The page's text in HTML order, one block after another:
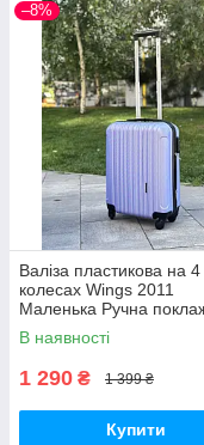
–8%
Валіза пластикова на 4
колесах Wings 2011
Маленька Ручна
Фіолетова
В наявності
1 290 ₴ 1 399 ₴
Купити